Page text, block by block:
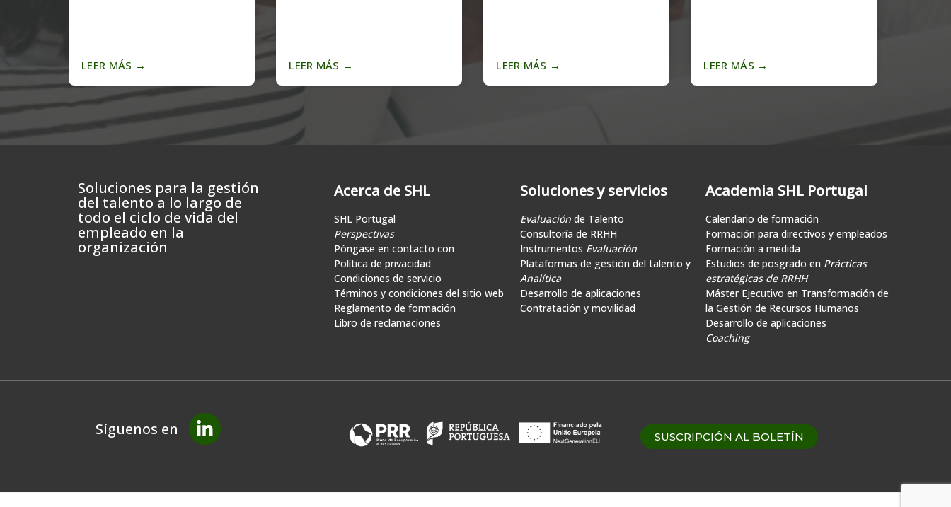
LEER MÁS → LEER MÁS → LEER MÁS → LEER MÁS →
Soluciones para la gestión
del talento a lo largo de
todo el ciclo de vida del
empleado en la
organización
Acerca de SHL
SHL Portugal
Perspectivas
Póngase en contacto con
Política de privacidad
Condiciones de servicio
Términos y condiciones del sitio web
Reglamento de formación
Libro de reclamaciones
Soluciones y servicios
Evaluaciónde Talento
Consultoría de RRHH
Instrumentos Evaluación
Plataformas de gestión del talento y
Analítica
Desarrollo de aplicaciones
Contratación y movilidad
Academia SHL Portugal
Calendario de formación
Formación para directivos y empleados
Formación a medida
Estudios de posgrado en Prácticas
estratégicas de RRHH
Máster Ejecutivo en Transformación de
la Gestión de Recursos Humanos
Desarrollo de aplicaciones
Coaching
Síguenos en SUSCRIPCIÓN AL BOLETÍN